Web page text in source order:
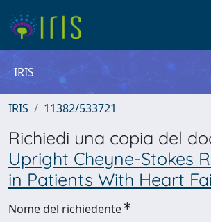
IRIS
IRIS 11382/533721
Richiedi una copia del
Upright Cheyne-Stokes
in Patients With Heart
Nome del richiedente